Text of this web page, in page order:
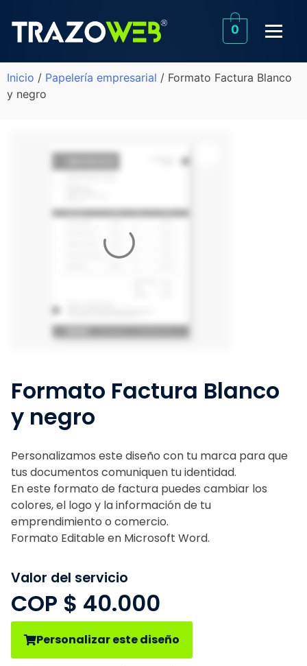
0
Inicio / Papelería empresarial / Formato Factura Blanco
y negro
Formato Factura Blanco
y negro
Personalizamos este diseño con tu marca para que
tus documentos comuniquen tu identidad.
En este formato de factura puedes cambiar los
colores, el logo y la información de tu
emprendimiento o comercio.
Formato Editable en Microsoft Word.
Valor del servicio
COP $ 40.000
Personalizar este diseño